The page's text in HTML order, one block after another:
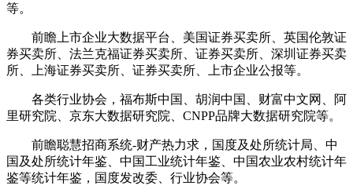
等。
前瞻上市企业大数据平台、美国证券买卖所、英国伦敦证
券买卖所、法兰克福证券买卖所、证券买卖所、深圳证券买卖
所、上海证券买卖所、证券买卖所、上市企业公报等。
各类行业协会，福布斯中国、胡润中国、财富中文网、阿
里研究院、京东大数据研究院、CNPP品牌大数据研究院等。
前瞻聪慧招商系统-财产热力求，国度及处所统计局、中
国及处所统计年鉴、中国工业统计年鉴、中国农业农村统计年
鉴等统计年鉴，国度发改委、行业协会等。